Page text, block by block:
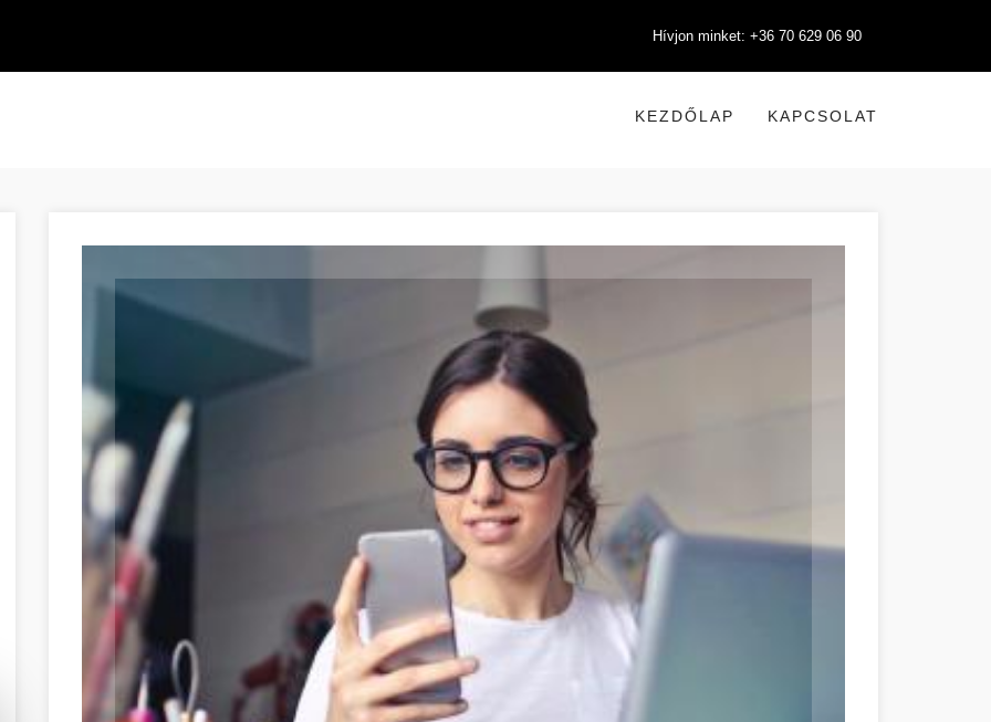
Hívjon minket: +36 70 629 06 90
KEZDŐLAP KAPCSOLAT